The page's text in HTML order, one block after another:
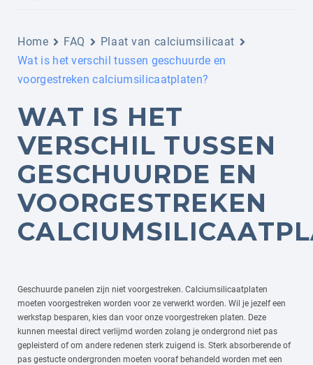
Home FAQ
Plaat van calciumsilicaat
Wat is het verschil tussen geschuurde en
voorgestreken calciumsilicaatplaten?
WAT IS HET
VERSCHIL TUSSEN
GESCHUURDE EN
VOORGESTREKEN
Geschuurde panelen zijn niet voorgestreken. Calciumsilicaatplaten
moeten voorgestreken worden voor ze verwerkt worden. Wil je jezelf een
werkstap besparen, kies dan voor onze voorgestreken platen. Deze
kunnen meestal direct verlijmd worden zolang je ondergrond niet pas
gepleisterd of om andere redenen sterk zuigend is. Sterk absorberende of
pas gestucte ondergronden moeten vooraf behandeld worden met een